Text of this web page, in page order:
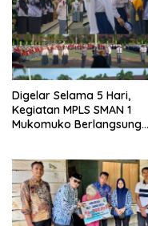
Digelar Selama 5 Hari,
Kegiatan MPLS SMAN 1
Mukomuko Berlangsung